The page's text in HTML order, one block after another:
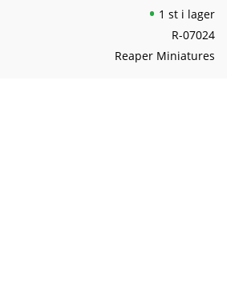
1 st i lager
R-07024
Reaper Miniatures